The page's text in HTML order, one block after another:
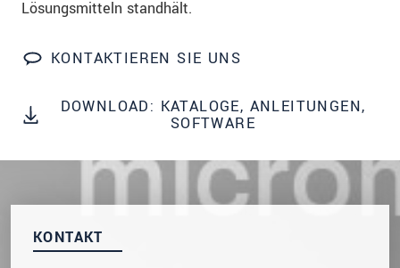
Lösungsmitteln standhält.
KONTAKTIEREN SIE UNS
DOWNLOAD: KATALOGE, ANLEITUNGEN,
SOFTWARE
KONTAKT